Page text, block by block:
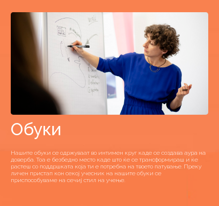
Обуки
Нашите обуки се одржуваат во интимен круг каде се создава аура на
доверба. Тоа е безбедно место каде што ќе се трансформираш и ќе
растеш со поддршката која ти е потребна на твоето патување. Преку
личен пристап кон секој учесник на нашите обуки се
приспособуваме на сечиј стил на учење.